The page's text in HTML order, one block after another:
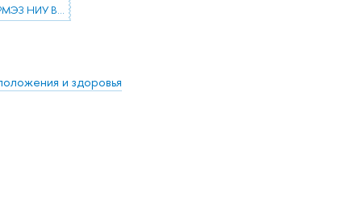
Конференция РМЭЗ НИУ ВШЭ
и здоровья